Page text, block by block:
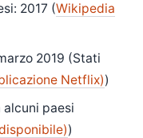
2017 (Wikipedia
2019 (Stati
Netflix))
alcuni paesi
)